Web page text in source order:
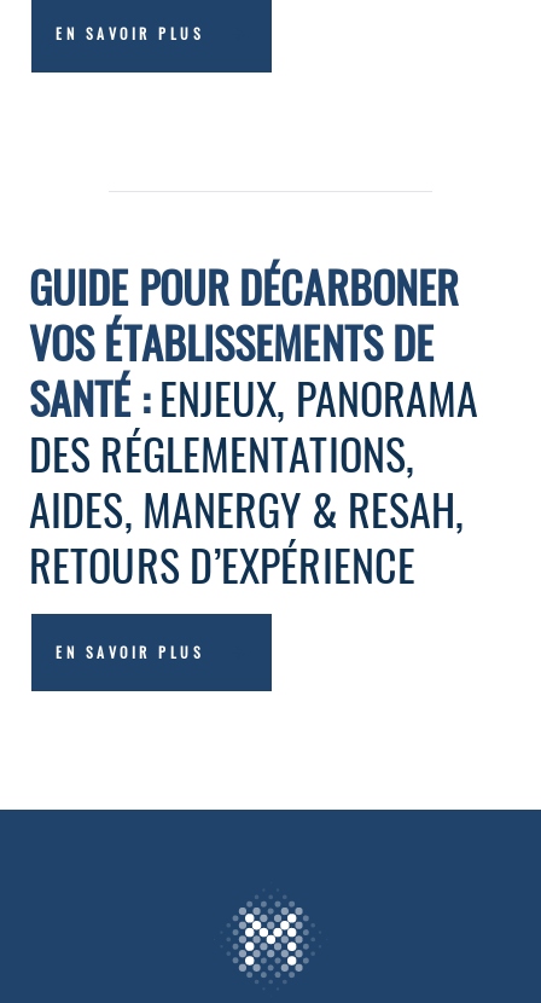
EN SAVOIR PLUS
GUIDE POUR DÉCARBONER
VOS ÉTABLISSEMENTS DE
SANTÉ :ENJEUX, PANORAMA
DES RÉGLEMENTATIONS,
AIDES, MANERGY & RESAH,
RETOURS D’EXPÉRIENCE
EN SAVOIR PLUS